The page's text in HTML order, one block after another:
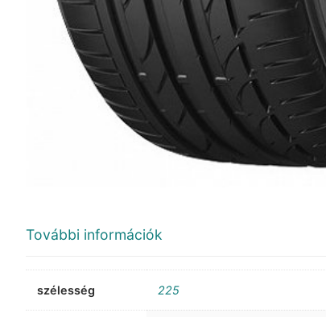
További információk
szélesség 225